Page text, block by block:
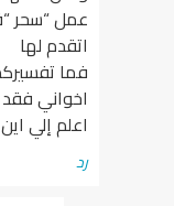
عمل “سحر
اتقدم لها
فما
اخواني
اعلم إلي
رد